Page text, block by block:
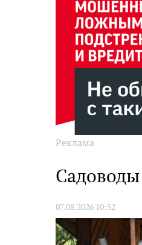
Реклама
07.08.2026 10:52